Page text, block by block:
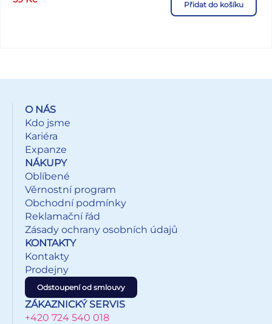
kachličky. Čisté, bez lepidla a opakovaně použitelné.
Přidat do košíku
O NÁS
Kdo jsme
Kariéra
Expanze
NÁKUPY
Oblíbené
Věrnostní program
Obchodní podmínky
Reklamační řád
Zásady ochrany osobních údajů
KONTAKTY
Kontakty
Prodejny
Odstoupení od smlouvy
ZÁKAZNICKÝ SERVIS
+420 724 540 018